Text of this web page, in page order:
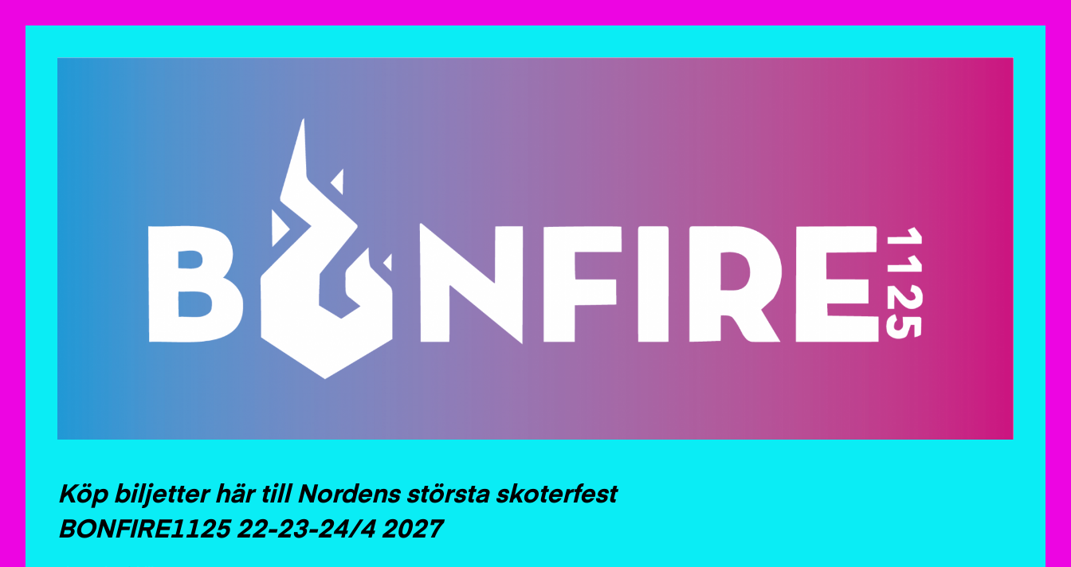
Köp biljetter här till Nordens största skoterfest
BONFIRE1125 22-23-24/4 2027